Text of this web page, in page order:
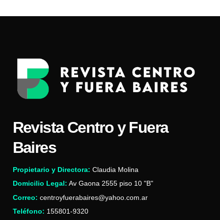
Revista Centro y Fuera
Baires
Propietario y Directora: Claudia Molina
Domicilio Legal: Av Gaona 2555 piso 10 "B"
Correo: centroyfuerabaires@yahoo.com.ar
Teléfono: 155801-9320